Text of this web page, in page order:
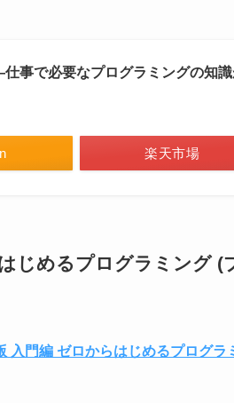
事で必要なプログラミングの知
楽天市場
じめるプログラミング (
入門編 ゼロからはじめるプログラ